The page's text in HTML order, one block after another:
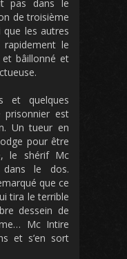
pas dans le
de troisième
que les autres
le
bâillonné et
et quelques
prisonnier est
Un tueur en
pour être
le shérif Mc
le dos.
que ce
tira le terrible
dessein de
Mc Intire
et s’en sort